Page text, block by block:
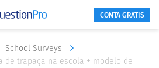
CONTA GRATIS
School Surveys
de trapaça na escola + modelo de